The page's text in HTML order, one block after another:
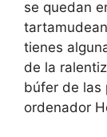
se quedan
tienes
de la
búfer de las
ordenador